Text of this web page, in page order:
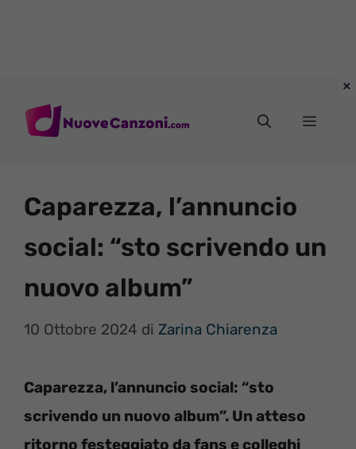
Menu
Caparezza, l’annuncio
social: “sto scrivendo un
nuovo album”
10 Ottobre 2024 di Zarina Chiarenza
Caparezza, l’annuncio social: “sto
scrivendo un nuovo album”. Un atteso
ritorno festeggiato da fans e colleghi